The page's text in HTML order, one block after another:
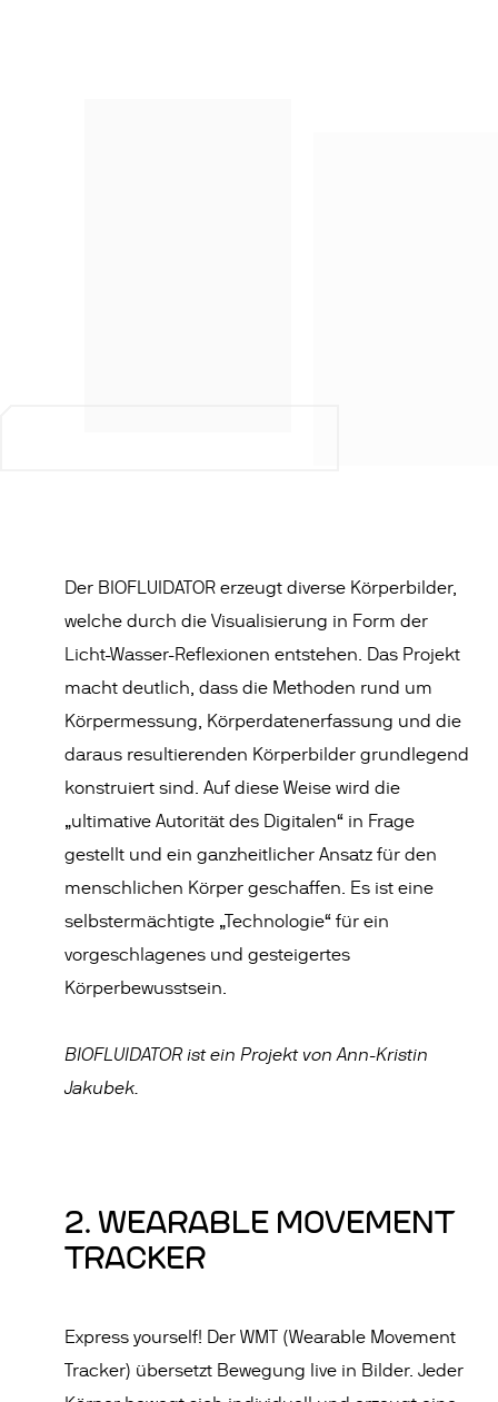
Der BIOFLUIDATOR erzeugt diverse Körperbilder,
welche durch die Visualisierung in Form der
Licht-Wasser-Reflexionen entstehen. Das Projekt
macht deutlich, dass die Methoden rund um
Körpermessung, Körperdatenerfassung und die
daraus resultierenden Körperbilder grundlegend
konstruiert sind. Auf diese Weise wird die
„ultimative Autorität des Digitalen“ in Frage
gestellt und ein ganzheitlicher Ansatz für den
menschlichen Körper geschaffen. Es ist eine
selbstermächtigte „Technologie“ für ein
vorgeschlagenes und gesteigertes
Körperbewusstsein.
BIOFLUIDATOR ist ein Projekt von Ann-Kristin
Jakubek.
2. WEARABLE MOVEMENT
TRACKER
Express yourself! Der WMT (Wearable Movement
Tracker) übersetzt Bewegung live in Bilder. Jeder